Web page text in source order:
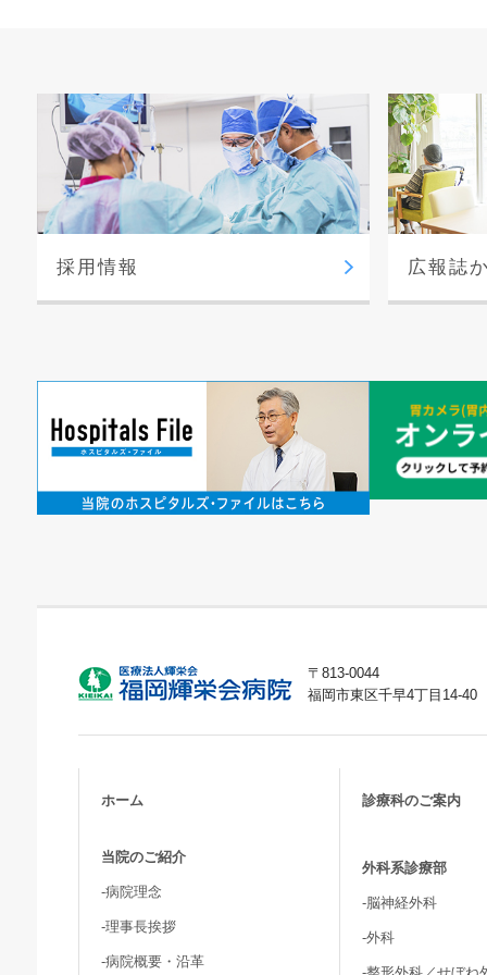
採用情報 広報誌
〒813-0044
福岡市東区千早4丁目14-40
ホーム
当院のご紹介
-病院理念
-理事長挨拶
-病院概要・沿革
診療科のご案内
外科系診療部
-脳神経外科
-外科